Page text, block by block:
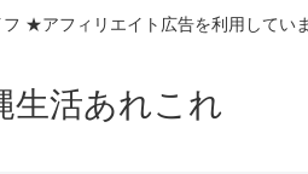
★アフィリエイト広告を利用してい
生活あれこれ